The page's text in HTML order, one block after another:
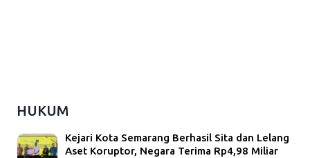
HUKUM
Kejari Kota Semarang Berhasil Sita dan Lelang
Aset Koruptor, Negara Terima Rp4,98 Miliar